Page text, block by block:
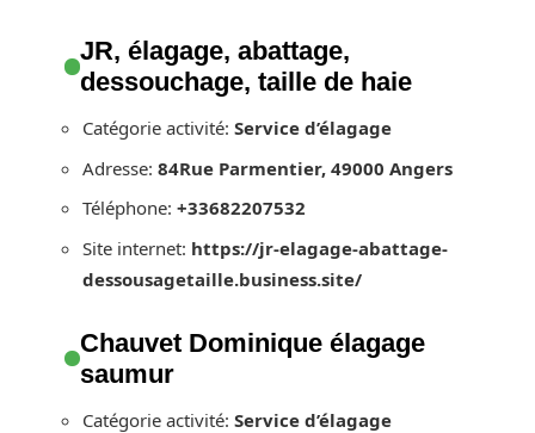
JR, élagage, abattage,
dessouchage, taille de haie
Catégorie activité: Service d’élagage
Adresse: 84Rue Parmentier, 49000 Angers
Téléphone: +33682207532
Site internet: https://jr-elagage-abattage-
dessousagetaille.business.site/
Chauvet Dominique élagage
saumur
Catégorie activité: Service d’élagage